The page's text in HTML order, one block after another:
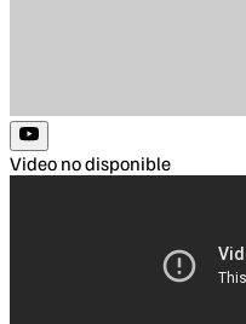
Video no disponible